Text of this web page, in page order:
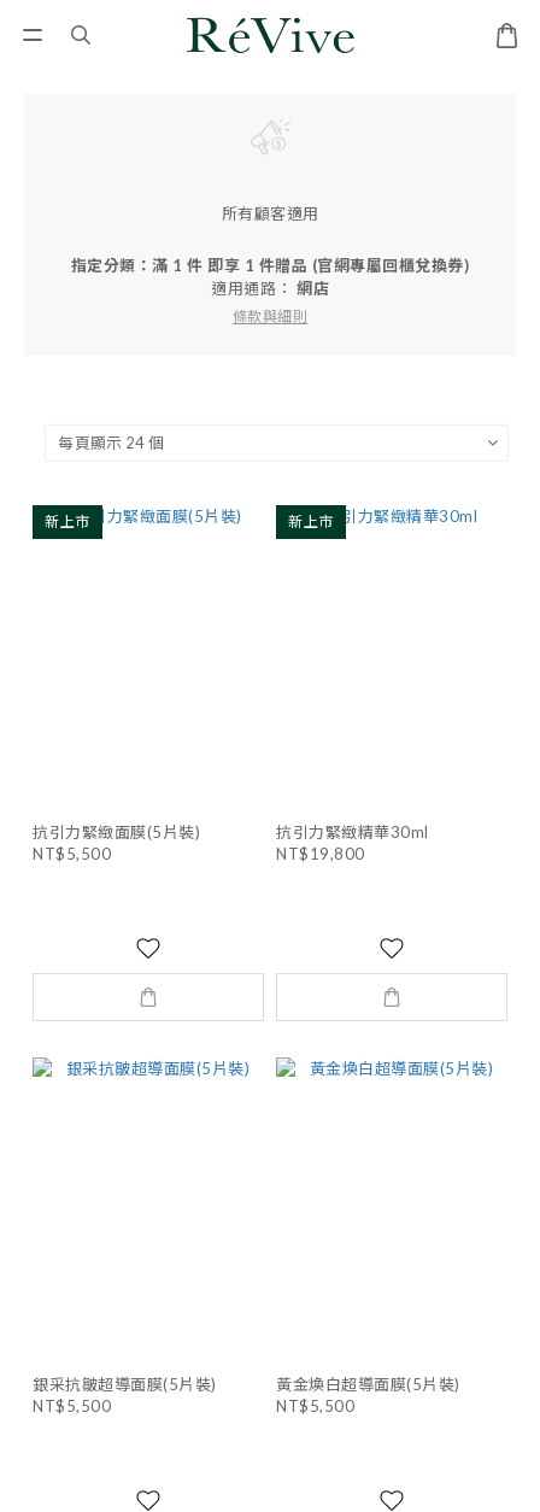
所有顧客適用
指定分類：滿 1 件 即享 1 件贈品 (官網專屬回櫃兌換券)
適用通路： 網店
條款與細則
新上市
抗引力緊緻面膜(5片裝)
NT$5,500
新上市
抗引力緊緻精華30ml
NT$19,800
銀采抗皺超導面膜(5片裝)
NT$5,500
黃金煥白超導面膜(5片裝)
NT$5,500